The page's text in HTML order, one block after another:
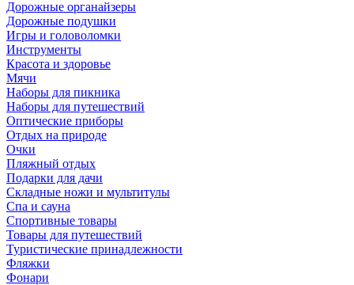
Дорожные органайзеры
Дорожные подушки
Игры и головоломки
Инструменты
Красота и здоровье
Мячи
Наборы для пикника
Наборы для путешествий
Оптические приборы
Отдых на природе
Очки
Пляжный отдых
Подарки для дачи
Складные ножи и мультитулы
Спа и сауна
Спортивные товары
Товары для путешествий
Туристические принадлежности
Фляжки
Фонари